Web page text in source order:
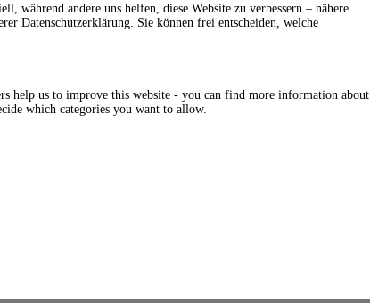
während andere uns helfen, diese Website zu verbessern – nähere
Datenschutzerklärung. Sie können frei entscheiden, welche
help us to improve this website - you can find more information about
which categories you want to allow.